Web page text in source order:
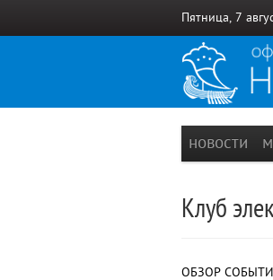
Пятница, 7
новости
Клуб
ОБЗОР